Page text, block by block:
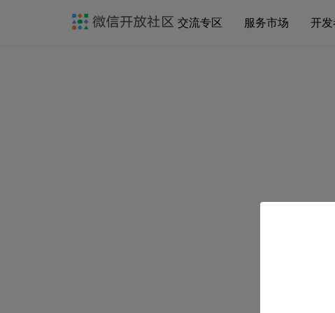
交流专区 服务市场 开发